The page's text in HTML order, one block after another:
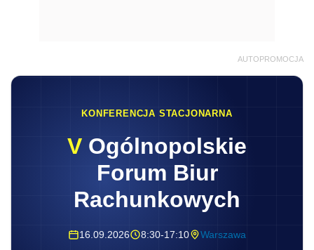
AUTOPROMOCJA
KONFERENCJA STACJONARNA
V Ogólnopolskie
Forum Biur
Rachunkowych
16.09.2026 8:30-17:10 Warszawa